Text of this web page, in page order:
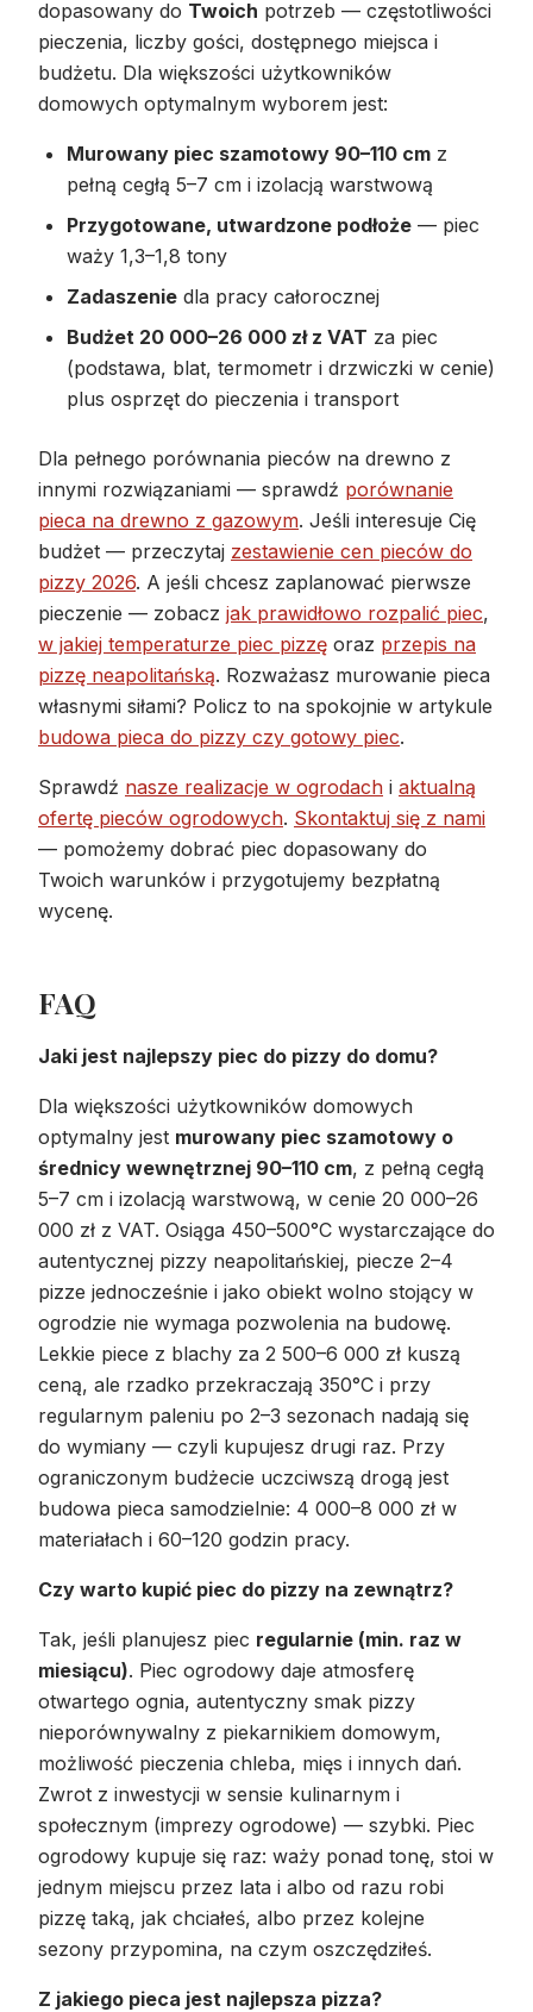
dopasowany do Twoich potrzeb — częstotliwości
pieczenia, liczby gości, dostępnego miejsca i
budżetu. Dla większości użytkowników
domowych optymalnym wyborem jest:
Murowany piec szamotowy 90–110 cm z
pełną cegłą 5–7 cm i izolacją warstwową
Przygotowane, utwardzone podłoże — piec
waży 1,3–1,8 tony
Zadaszenie dla pracy całorocznej
Budżet 20 000–26 000 zł z VAT za piec
(podstawa, blat, termometr i drzwiczki w cenie)
plus osprzęt do pieczenia i transport
Dla pełnego porównania pieców na drewno z
innymi rozwiązaniami — sprawdź porównanie
pieca na drewno z gazowym. Jeśli interesuje Cię
budżet — przeczytaj zestawienie cen pieców do
pizzy 2026. A jeśli chcesz zaplanować pierwsze
pieczenie — zobacz jak prawidłowo rozpalić piec,
w jakiej temperaturze piec pizzę oraz przepis na
pizzę neapolitańską. Rozważasz murowanie pieca
własnymi siłami? Policz to na spokojnie w artykule
budowa pieca do pizzy czy gotowy piec.
Sprawdź nasze realizacje w ogrodach i aktualną
ofertę pieców ogrodowych. Skontaktuj się z nami
— pomożemy dobrać piec dopasowany do
Twoich warunków i przygotujemy bezpłatną
wycenę.
FAQ
Jaki jest najlepszy piec do pizzy do domu?
Dla większości użytkowników domowych
optymalny jest murowany piec szamotowy o
średnicy wewnętrznej 90–110 cm, z pełną cegłą
5–7 cm i izolacją warstwową, w cenie 20 000–26
000 zł z VAT. Osiąga 450–500°C wystarczające do
autentycznej pizzy neapolitańskiej, piecze 2–4
pizze jednocześnie i jako obiekt wolno stojący w
ogrodzie nie wymaga pozwolenia na budowę.
Lekkie piece z blachy za 2 500–6 000 zł kuszą
ceną, ale rzadko przekraczają 350°C i przy
regularnym paleniu po 2–3 sezonach nadają się
do wymiany — czyli kupujesz drugi raz. Przy
ograniczonym budżecie uczciwszą drogą jest
budowa pieca samodzielnie: 4 000–8 000 zł w
materiałach i 60–120 godzin pracy.
Czy warto kupić piec do pizzy na zewnątrz?
Tak, jeśli planujesz piec regularnie (min. raz w
miesiącu). Piec ogrodowy daje atmosferę
otwartego ognia, autentyczny smak pizzy
nieporównywalny z piekarnikiem domowym,
możliwość pieczenia chleba, mięs i innych dań.
Zwrot z inwestycji w sensie kulinarnym i
społecznym (imprezy ogrodowe) — szybki. Piec
ogrodowy kupuje się raz: waży ponad tonę, stoi w
jednym miejscu przez lata i albo od razu robi
pizzę taką, jak chciałeś, albo przez kolejne
sezony przypomina, na czym oszczędziłeś.
Z jakiego pieca jest najlepsza pizza?